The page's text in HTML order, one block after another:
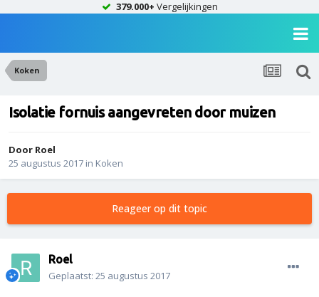
379.000+ Vergelijkingen
Koken
Isolatie fornuis aangevreten door muizen
Door Roel
25 augustus 2017 in Koken
Reageer op dit topic
Roel
Geplaatst: 25 augustus 2017